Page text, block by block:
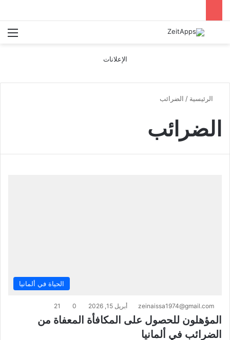
بحث عن
الإعلانات
الرئيسية / الضرائب
الضرائب
الحياة في ألمانيا
zeinaissa1974@gmail.com أبريل 15, 2026 0
21
المؤهلون للحصول على المكافأة المعفاة من
الضرائب في ألمانيا